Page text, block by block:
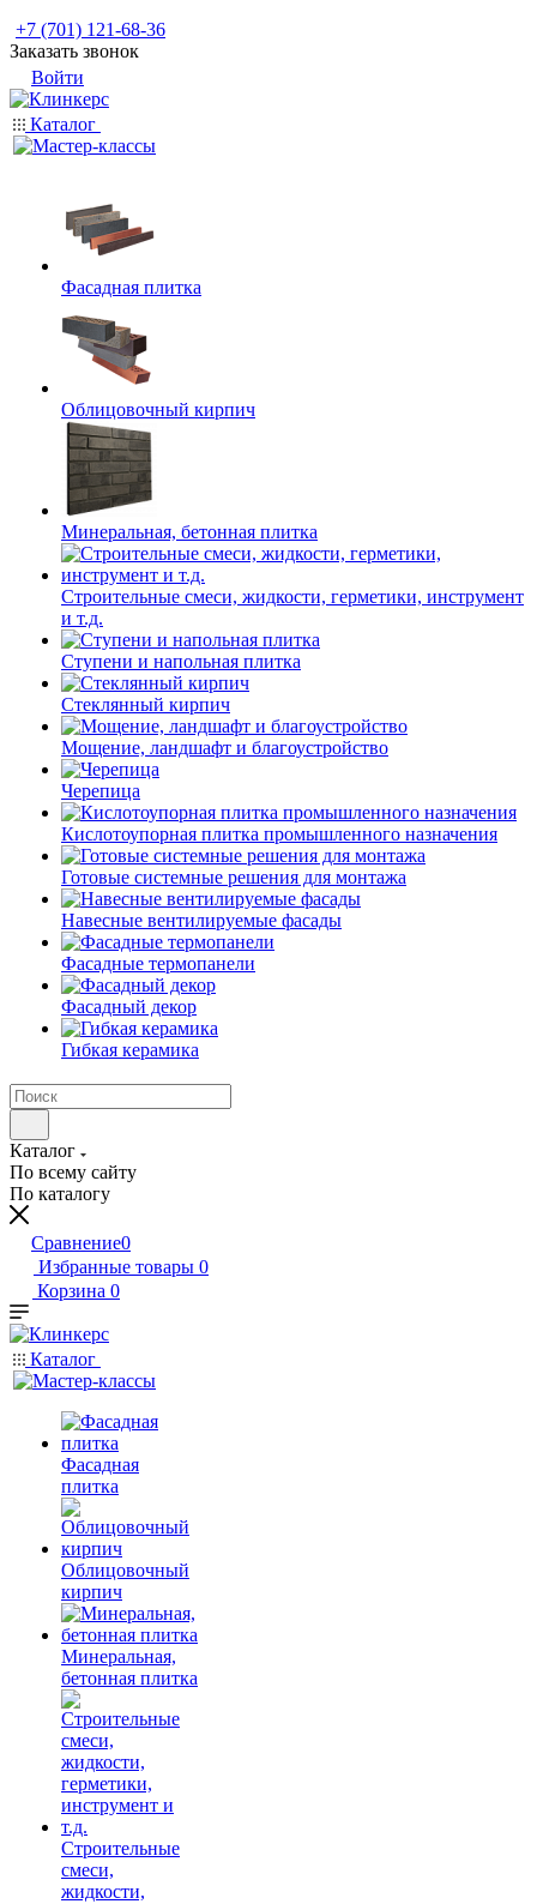
+7 (701) 121-68-36
Заказать звонок
Войти
Каталог
Фасадная плитка
Облицовочный кирпич
Минеральная, бетонная плитка
Строительные смеси, жидкости, герметики, инструмент
и т.д.
Ступени и напольная плитка
Cтеклянный кирпич
Мощение, ландшафт и благоустройство
Черепица
Кислотоупорная плитка промышленного назначения
Готовые системные решения для монтажа
Навесные вентилируемые фасады
Фасадные термопанели
Фасадный декор
Гибкая керамика
Каталог
По всему сайту
По каталогу
Сравнение0
Избранные товары 0
Корзина 0
Каталог
Фасадная
плитка
Облицовочный
кирпич
Минеральная,
бетонная плитка
Строительные
смеси,
жидкости,